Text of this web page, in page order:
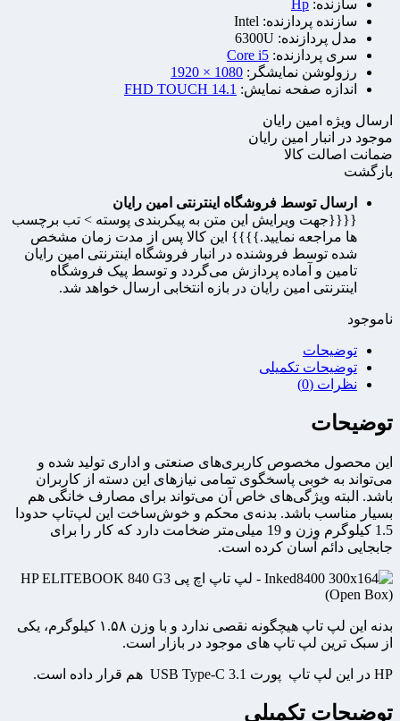
سازنده: Hp
سازنده پردازنده: Intel
مدل پردازنده: 6300U
سری پردازنده: Core i5
رزولوشن نمایشگر: 1080 × 1920
اندازه صفحه نمایش: 14.1 FHD TOUCH
ارسال ویژه امین رایان
موجود در انبار امین رایان
ضمانت اصالت کالا
بازگشت
ارسال توسط فروشگاه اینترنتی امین رایان
{{{{جهت ویرایش این متن به پیکربندی پوسته > تب برچسب
ها مراجعه نمایید.}}}} این کالا پس از مدت زمان مشخص
شده توسط فروشنده در انبار فروشگاه اینترنتی امین رایان
تامین و آماده پردازش می‌گردد و توسط پیک فروشگاه
اینترنتی امین رایان در بازه انتخابی ارسال خواهد شد.
ناموجود
توضیحات
توضیحات تکمیلی
نظرات (0)
توضیحات
این محصول مخصوص کاربری‌های صنعتی و اداری تولید شده و
می‌تواند به خوبی پاسخگوی تمامی نیاز‌‌های این دسته از کاربران
باشد. البته ویژگی‌های خاص آن می‌تواند برای مصارف خانگی هم
بسیار مناسب باشد. بدنه‌ی محکم و خوش‌ساخت این لپ‌تاپ حدودا
1.5 کیلوگرم وزن و 19 میلی‌متر ضخامت دارد که کار را برای
جابجایی دائم آسان کرده است.
بدنه این لپ تاپ هیچگونه نقصی ندارد و با وزن ۱.۵۸ کیلوگرم، یکی
از سبک ترین لپ تاپ های موجود در بازار است.
HP در این لپ تاپ پورت USB Type-C 3.1 هم قرار داده است.
توضیحات تکمیلی